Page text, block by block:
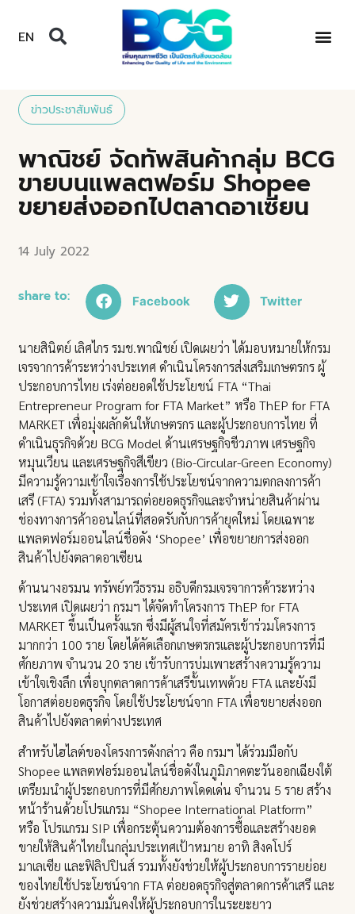
EN
ข่าวประชาสัมพันธ์
พาณิชย์ จัดทัพสินค้ากลุ่ม BCG
ขายบนแพลตฟอร์ม Shopee
ขยายส่งออกไปตลาดอาเซียน
14 July 2022
share to: Facebook Twitter
นายสินิตย์ เลิศไกร รมช.พาณิชย์ เปิดเผยว่า ได้มอบหมายให้กรม
เจรจาการค้าระหว่างประเทศ ดำเนินโครงการส่งเสริมเกษตรกร ผู้
ประกอบการไทย เร่งต่อยอดใช้ประโยชน์ FTA “Thai
Entrepreneur Program for FTA Market” หรือ ThEP for FTA
MARKET เพื่อมุ่งผลักดันให้เกษตรกร และผู้ประกอบการไทย ที่
ดำเนินธุรกิจด้วย BCG Model ด้านเศรษฐกิจชีวภาพ เศรษฐกิจ
หมุนเวียน และเศรษฐกิจสีเขียว (Bio-Circular-Green Economy)
มีความรู้ความเข้าใจเรื่องการใช้ประโยชน์จากความตกลงการค้า
เสรี (FTA) รวมทั้งสามารถต่อยอดธุรกิจและจำหน่ายสินค้าผ่าน
ช่องทางการค้าออนไลน์ที่สอดรับกับการค้ายุคใหม่ โดยเฉพาะ
แพลตฟอร์มออนไลน์ชื่อดัง ‘Shopee’ เพื่อขยายการส่งออก
สินค้าไปยังตลาดอาเซียน
ด้านนางอรมน ทรัพย์ทวีธรรม อธิบดีกรมเจรจาการค้าระหว่าง
ประเทศ เปิดเผยว่า กรมฯ ได้จัดทำโครงการ ThEP for FTA
MARKET ขึ้นเป็นครั้งแรก ซึ่งมีผู้สนใจที่สมัครเข้าร่วมโครงการ
มากกว่า 100 ราย โดยได้คัดเลือกเกษตรกรและผู้ประกอบการที่มี
ศักยภาพ จำนวน 20 ราย เข้ารับการบ่มเพาะสร้างความรู้ความ
เข้าใจเชิงลึก เพื่อบุกตลาดการค้าเสรีขั้นเทพด้วย FTA และยังมี
โอกาสต่อยอดธุรกิจ โดยใช้ประโยชน์จาก FTA เพื่อขยายส่งออก
สินค้าไปยังตลาดต่างประเทศ
สำหรับไฮไลต์ของโครงการดังกล่าว คือ กรมฯ ได้ร่วมมือกับ
Shopee แพลตฟอร์มออนไลน์ชื่อดังในภูมิภาคตะวันออกเฉียงใต้
เตรียมนำผู้ประกอบการที่มีศักยภาพโดดเด่น จำนวน 5 ราย สร้าง
หน้าร้านด้วยโปรแกรม “Shopee International Platform”
หรือ โปรแกรม SIP เพื่อกระตุ้นความต้องการซื้อและสร้างยอด
ขายให้สินค้าไทยในกลุ่มประเทศเป้าหมาย อาทิ สิงคโปร์
มาเลเซีย และฟิลิปปินส์ รวมทั้งยังช่วยให้ผู้ประกอบการรายย่อย
ของไทยใช้ประโยชน์จาก FTA ต่อยอดธุรกิจสู่ตลาดการค้าเสรี และ
ยังช่วยสร้างความมั่นคงให้ผู้ประกอบการในระยะยาว